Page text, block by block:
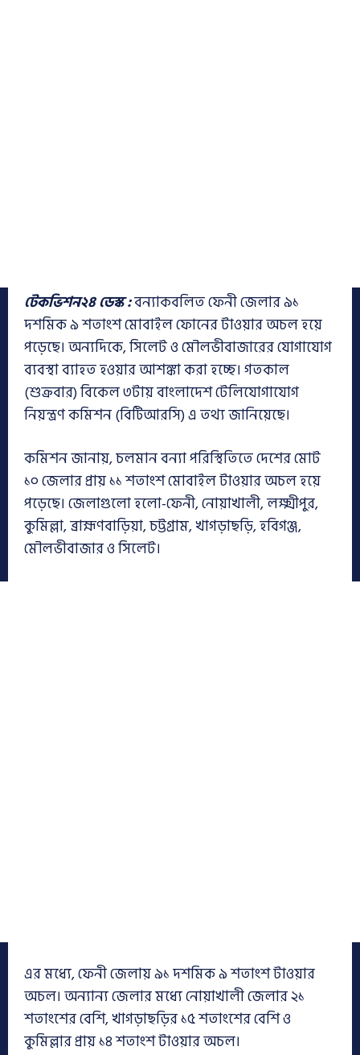
টেকভিশন২৪ ডেস্ক :বন্যাকবলিত ফেনী জেলার ৯১
দশমিক ৯ শতাংশ মোবাইল ফোনের টাওয়ার অচল হয়ে
পড়েছে। অন্যদিকে, সিলেট ও মৌলভীবাজারের যোগাযোগ
ব্যবস্থা ব্যাহত হওয়ার আশঙ্কা করা হচ্ছে। গতকাল
(শুক্রবার) বিকেল ৩টায় বাংলাদেশ টেলিযোগাযোগ
নিয়ন্ত্রণ কমিশন (বিটিআরসি) এ তথ্য জানিয়েছে।
কমিশন জানায়, চলমান বন্যা পরিস্থিতিতে দেশের মোট
১০ জেলার প্রায় ১১ শতাংশ মোবাইল টাওয়ার অচল হয়ে
পড়েছে। জেলাগুলো হলো-ফেনী, নোয়াখালী, লক্ষ্মীপুর,
কুমিল্লা, ব্রাহ্মণবাড়িয়া, চট্টগ্রাম, খাগড়াছড়ি, হবিগঞ্জ,
মৌলভীবাজার ও সিলেট।
এর মধ্যে, ফেনী জেলায় ৯১ দশমিক ৯ শতাংশ টাওয়ার
অচল। অন্যান্য জেলার মধ্যে নোয়াখালী জেলার ২১
শতাংশের বেশি, খাগড়াছড়ির ১৫ শতাংশের বেশি ও
কুমিল্লার প্রায় ১৪ শতাংশ টাওয়ার অচল।